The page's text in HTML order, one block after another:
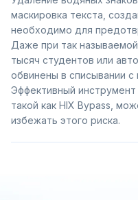
маскировка текста,
необходимо для
Даже при так
тысяч студентов или
обвинены в списывании
Эффективный инструмент
такой как HIX Bypass,
избежать этого риска.